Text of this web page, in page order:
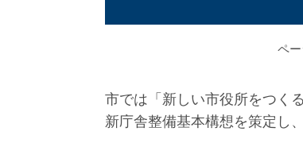
ペ
市では「新しい市役所をつく
新庁舎整備基本構想を策定し